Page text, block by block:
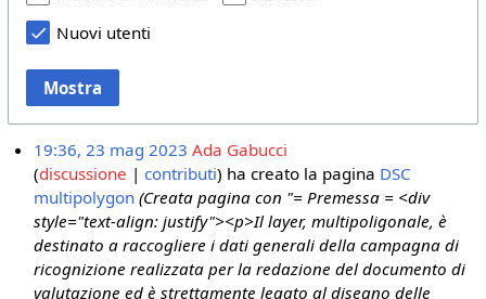
Nuovi utenti
Mostra
19:36, 23 mag 2023 Ada Gabucci
discussione
contributi ha creato la pagina DSC
multipolygon (Creata pagina con "= Premessa = <div
style="text-align: justify"><p>Il layer, multipoligonale, è
destinato a raccogliere i dati generali della campagna di
ricognizione realizzata per la redazione del documento di
valutazione ed è strettamente legato al disegno delle